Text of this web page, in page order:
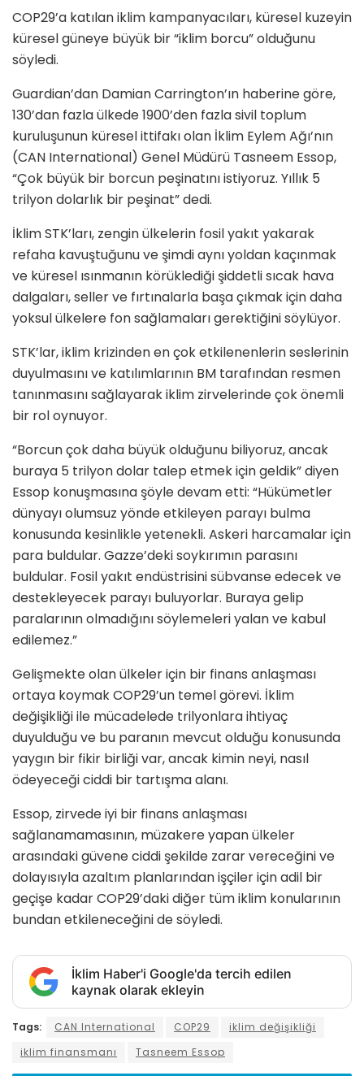
COP29’a katılan iklim kampanyacıları, küresel kuzeyin
küresel güneye büyük bir “iklim borcu” olduğunu
söyledi.
Guardian’dan Damian Carrington’ın haberine göre,
130’dan fazla ülkede 1900’den fazla sivil toplum
kuruluşunun küresel ittifakı olan İklim Eylem Ağı’nın
(CAN International) Genel Müdürü Tasneem Essop,
“Çok büyük bir borcun peşinatını istiyoruz. Yıllık 5
trilyon dolarlık bir peşinat” dedi.
İklim STK’ları, zengin ülkelerin fosil yakıt yakarak
refaha kavuştuğunu ve şimdi aynı yoldan kaçınmak
ve küresel ısınmanın körüklediği şiddetli sıcak hava
dalgaları, seller ve fırtınalarla başa çıkmak için daha
yoksul ülkelere fon sağlamaları gerektiğini söylüyor.
STK’lar, iklim krizinden en çok etkilenenlerin seslerinin
duyulmasını ve katılımlarının BM tarafından resmen
tanınmasını sağlayarak iklim zirvelerinde çok önemli
bir rol oynuyor.
“Borcun çok daha büyük olduğunu biliyoruz, ancak
buraya 5 trilyon dolar talep etmek için geldik” diyen
Essop konuşmasına şöyle devam etti: “Hükümetler
dünyayı olumsuz yönde etkileyen parayı bulma
konusunda kesinlikle yetenekli. Askeri harcamalar için
para buldular. Gazze’deki soykırımın parasını
buldular. Fosil yakıt endüstrisini sübvanse edecek ve
destekleyecek parayı buluyorlar. Buraya gelip
paralarının olmadığını söylemeleri yalan ve kabul
edilemez.”
Gelişmekte olan ülkeler için bir finans anlaşması
ortaya koymak COP29’un temel görevi. İklim
değişikliği ile mücadelede trilyonlara ihtiyaç
duyulduğu ve bu paranın mevcut olduğu konusunda
yaygın bir fikir birliği var, ancak kimin neyi, nasıl
ödeyeceği ciddi bir tartışma alanı.
Essop, zirvede iyi bir finans anlaşması
sağlanamamasının, müzakere yapan ülkeler
arasındaki güvene ciddi şekilde zarar vereceğini ve
dolayısıyla azaltım planlarından işçiler için adil bir
geçişe kadar COP29’daki diğer tüm iklim konularının
bundan etkileneceğini de söyledi.
İklim Haber'i Google'da tercih edilen
kaynak olarak ekleyin
Tags: CAN International COP29
iklim değişikliği
iklim finansmanı
Tasneem Essop